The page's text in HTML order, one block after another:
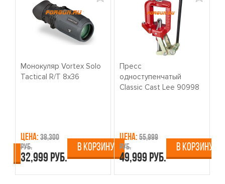
Монокуляр Vortex Solo
Tactical R/T 8x36
Цена: 38,300
руб.
32,999 руб.
В КОРЗИНУ
Пресс
одноступенчатый
Classic Cast Lee 90998
Цена: 55,999
руб.
49,999 руб.
В КОРЗИНУ